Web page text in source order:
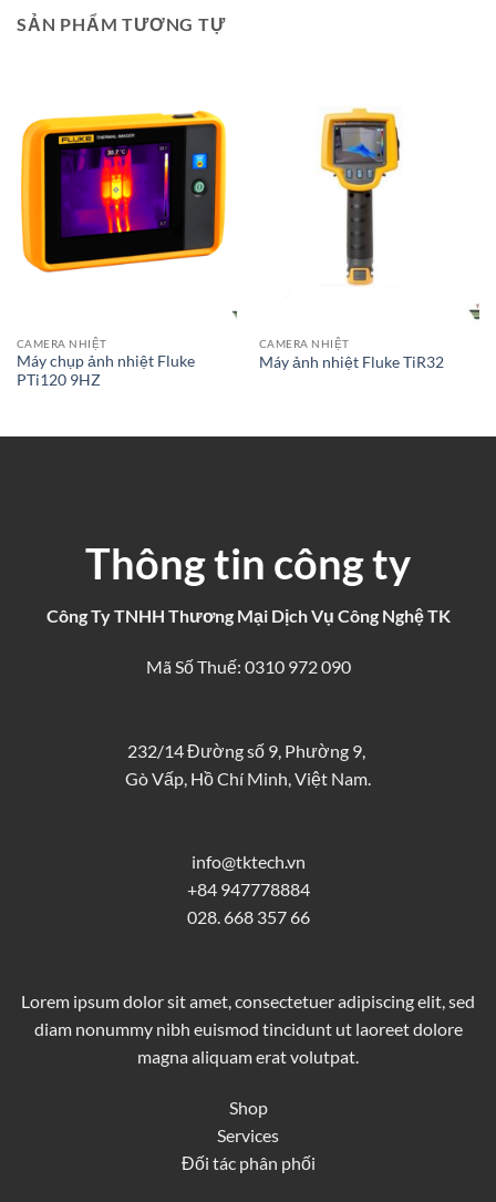
SẢN PHẨM TƯƠNG TỰ
CAMERA NHIỆT
Máy chụp ảnh nhiệt Fluke
PTi120 9HZ
CAMERA NHIỆT
Máy ảnh nhiệt Fluke TiR32
Thông tin công ty
Công Ty TNHH Thương Mại Dịch Vụ Công Nghệ TK
Mã Số Thuế: 0310 972 090
232/14 Đường số 9, Phường 9,
Gò Vấp, Hồ Chí Minh, Việt Nam.
info@tktech.vn
+84 947778884
028. 668 357 66
Lorem ipsum dolor sit amet, consectetuer adipiscing elit, sed
diam nonummy nibh euismod tincidunt ut laoreet dolore
magna aliquam erat volutpat.
Shop
Services
Đối tác phân phối